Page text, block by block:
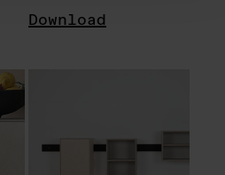
Download